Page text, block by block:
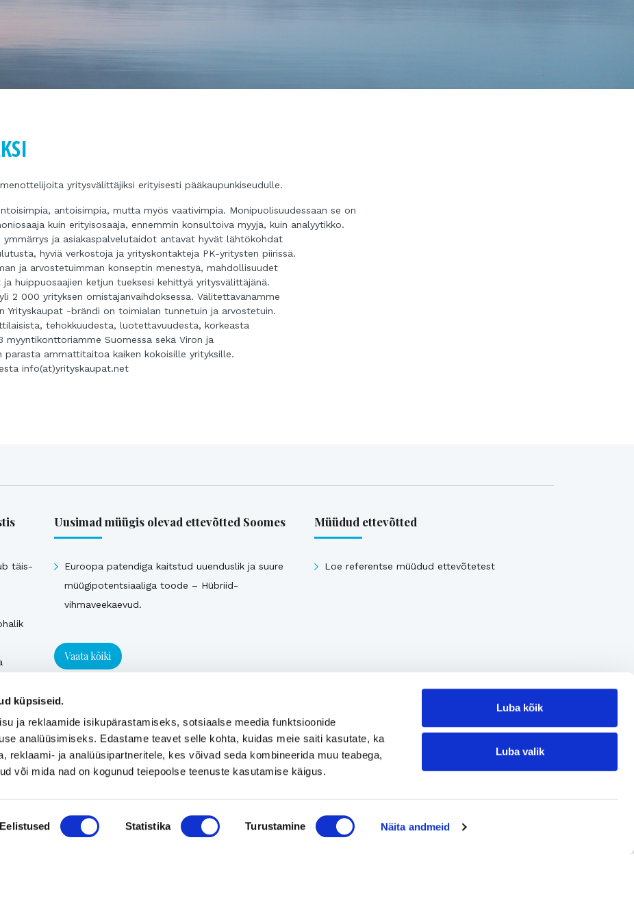
küpsiseid.
ja reklaamide isikupärastamiseks, sotsiaalse meedia funktsioonide
analüüsimiseks. Edastame teavet selle kohta, kuidas meie saiti kasutate, ka
reklaami- ja analüüsipartneritele, kes võivad seda kombineerida muu teabega,
või mida nad on kogunud teiepoolse teenuste kasutamise käigus.
Eelistused Statistika Turustamine Näita andmeid
Luba kõik
Luba valik
yritysvälittäjiksi erityisesti pääkaupunkiseudulle.
antoisimpia, mutta myös vaativimpia. Monipuolisuudessaan se on
kuin erityisosaaja, ennemmin konsultoiva myyjä, kuin analyytikko.
ja asiakaspalvelutaidot antavat hyvät lähtökohdat
hyviä verkostoja ja yrityskontakteja PK-yritysten piirissä.
ja arvostetuimman konseptin menestyä, mahdollisuudet
huippuosaajien ketjun tueksesi kehittyä yritysvälittäjänä.
2 000 yrityksen omistajanvaihdoksessa. Välitettävänämme
-brändi on toimialan tunnetuin ja arvostetuin.
tehokkuudesta, luotettavuudesta, korkeasta
Suomessa sekä Viron ja
ammattitaitoa kaiken kokoisille yrityksille.
info(at)yrityskaupat.net
täis-
Uusimad müügis olevad ettevõtted Soomes
Euroopa patendiga kaitstud uuenduslik ja suure
müügipotentsiaaliga toode – Hübriid-
vihmaveekaevud.
Vaata kõiki
Müüdud ettevõtted
Loe referentse müüdud ettevõtetest
Jätke kontaktisoov